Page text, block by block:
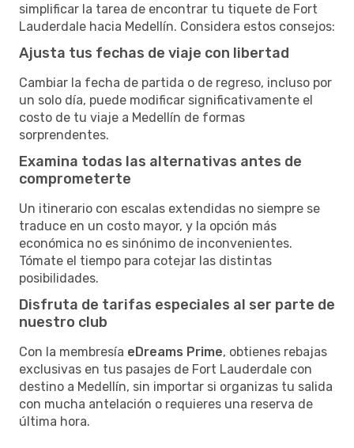
simplificar la tarea de encontrar tu tiquete de Fort
Lauderdale hacia Medellín. Considera estos consejos:
Ajusta tus fechas de viaje con libertad
Cambiar la fecha de partida o de regreso, incluso por
un solo día, puede modificar significativamente el
costo de tu viaje a Medellín de formas
sorprendentes.
Examina todas las alternativas antes de
comprometerte
Un itinerario con escalas extendidas no siempre se
traduce en un costo mayor, y la opción más
económica no es sinónimo de inconvenientes.
Tómate el tiempo para cotejar las distintas
posibilidades.
Disfruta de tarifas especiales al ser parte de
nuestro club
Con la membresía eDreams Prime, obtienes rebajas
exclusivas en tus pasajes de Fort Lauderdale con
destino a Medellín, sin importar si organizas tu salida
con mucha antelación o requieres una reserva de
última hora.